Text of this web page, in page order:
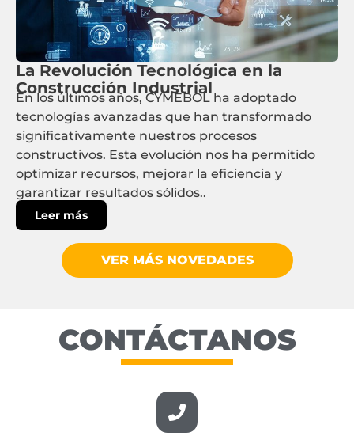
La Revolución Tecnológica en la
Construcción Industrial
En los últimos años, CYMEBOL ha adoptado
tecnologías avanzadas que han transformado
significativamente nuestros procesos
constructivos. Esta evolución nos ha permitido
optimizar recursos, mejorar la eficiencia y
garantizar resultados sólidos..
Leer más
VER MÁS NOVEDADES
CONTÁCTANOS